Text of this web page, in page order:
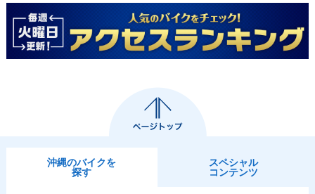
沖縄のバイクを
探す
スペシャル
コンテンツ